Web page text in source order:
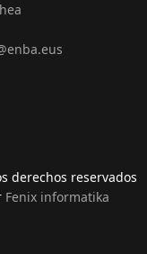
derechos reservados
Fenix informatika